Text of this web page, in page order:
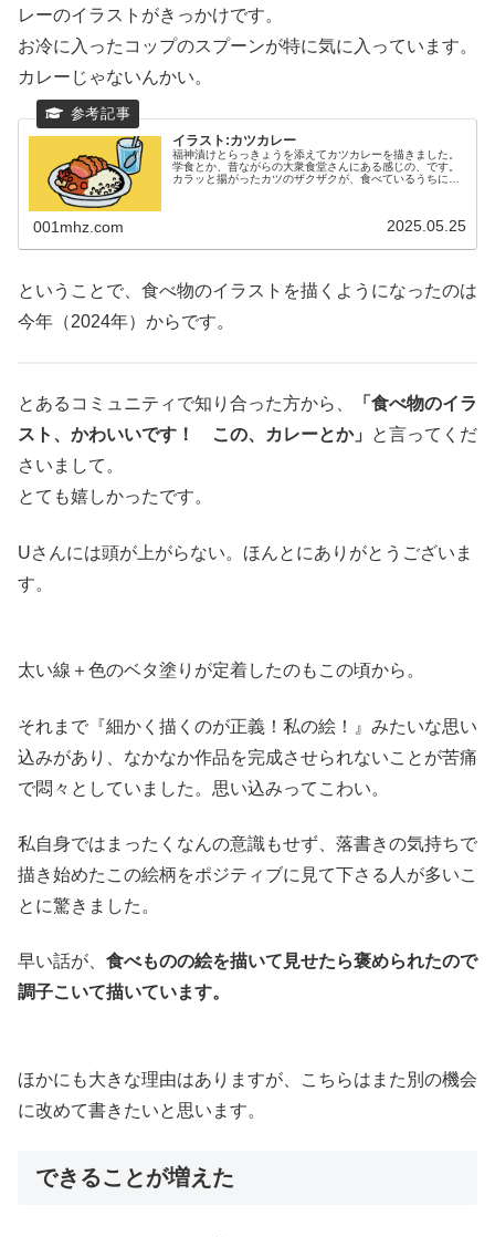
レーのイラストがきっかけです。
お冷に入ったコップのスプーンが特に気に入っています。
カレーじゃないんかい。
イラスト:カツカレー
福神漬けとらっきょうを添えてカツカレーを描きました。
学食とか、昔ながらの大衆食堂さんにある感じの、です。
カラッと揚がったカツのザクザクが、食べているうちにル
001mhz.com 2025.05.25
ということで、食べ物のイラストを描くようになったのは
今年（2024年）からです。
とあるコミュニティで知り合った方から、
「食べ物のイラ
スト、かわいいです！ この、カレーとか」
と言ってくだ
さいまして。
とても嬉しかったです。
Uさんには頭が上がらない。ほんとにありがとうございま
す。
太い線＋色のベタ塗りが定着したのもこの頃から。
それまで『細かく描くのが正義！私の絵！』みたいな思い
込みがあり、なかなか作品を完成させられないことが苦痛
で悶々としていました。思い込みってこわい。
私自身ではまったくなんの意識もせず、落書きの気持ちで
描き始めたこの絵柄をポジティブに見て下さる人が多いこ
とに驚きました。
早い話が、 食べものの絵を描いて見せたら褒められたので
調子こいて描いています。
ほかにも大きな理由はありますが、こちらはまた別の機会
に改めて書きたいと思います。
できることが増えた